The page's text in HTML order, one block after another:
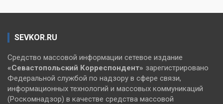
SEVKOR.RU
Средство массовой информации сетевое издание
«Севастопольский Корреспондент» зарегистрировано
Федеральной службой по надзору в сфере связи,
информационных технологий и массовых коммуникаций
(Роскомнадзор) в качестве средства массовой